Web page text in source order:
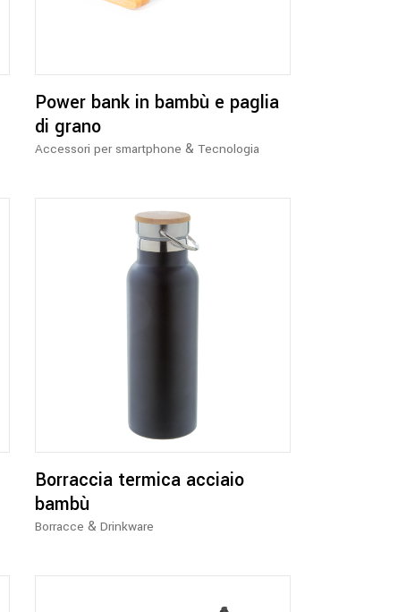
Power bank in bambù e paglia
di grano
Accessori per smartphone &Tecnologia
varianti.
Le
possono
Borraccia termica acciaio
bambù
Borracce &Drinkware